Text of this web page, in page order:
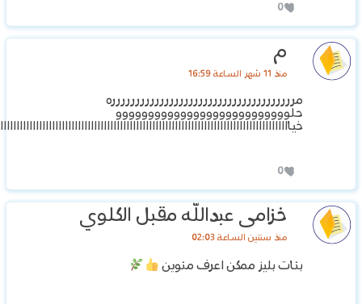
0
م
منذ 11 شهر الساعة 16:59
مرررررررررررررررررررررررررررررررررررررره
حلووووووووووووووووووووووووووو
0
خزامى عبدالله مقبل الكلوي
منذ سنتين الساعة 02:03
بنات بليز ممكن اعرف منوين